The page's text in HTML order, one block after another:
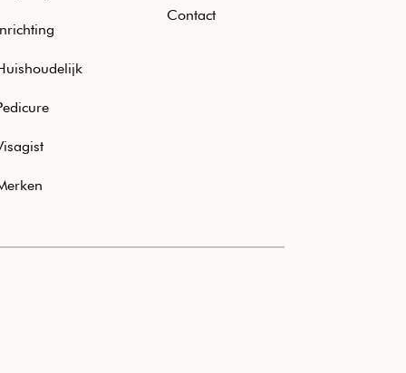
Contact